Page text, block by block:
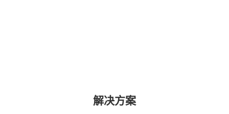
解决方案